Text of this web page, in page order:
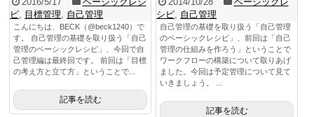
ピ 目標管理 自己管理
こんにちは、BECK（@beck1240）で
す。 自己管理の基礎を取り扱う「自己
管理のベーシックレシピ」、今回で自
己管理編は最終回です。 前回は「目標
の考え方と立て方」ということで...
記事を読む
シピ 自己管理
自己管理の基礎を取り扱う「自己管理
のベーシックレシピ」、前回は「自己
管理の仕組みを作ろう」ということで
ワークフローの構築について取りあげ
ました。今回は予定管理について見て
いきましょう。 ...
記事を読む